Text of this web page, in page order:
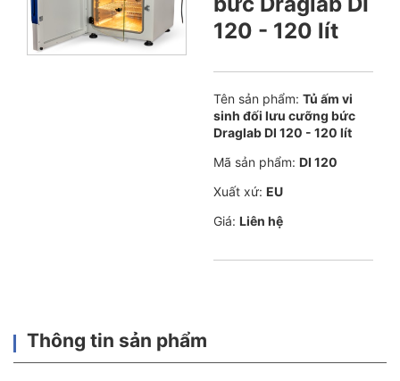
120 - 120 lít
Tên sản phẩm: Tủ ấm vi
sinh đối lưu cưỡng bức
Draglab DI 120 - 120 lít
Mã sản phẩm: DI 120
Xuất xứ: EU
Giá: Liên hệ
Thông tin sản phẩm